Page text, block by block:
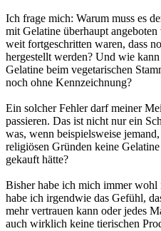
Ich frage mich: Warum muss es
mit Gelatine überhaupt
weit fortgeschritten waren, dass
hergestellt werden? Und wie
Gelatine beim vegetarischen
noch ohne Kennzeichnung?
Ein solcher Fehler darf meiner
passieren. Das ist nicht nur ein
was, wenn beispielsweise
religiösen Gründen keine
gekauft hätte?
Bisher habe ich mich immer
habe ich irgendwie das Gefühl,
mehr vertrauen kann oder jedes
auch wirklich keine tierischen